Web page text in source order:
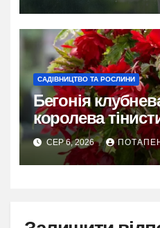
САДІВНИЦТВО ТА РОСЛИНИ
Бегонія
королева
СЕР 6, 2026